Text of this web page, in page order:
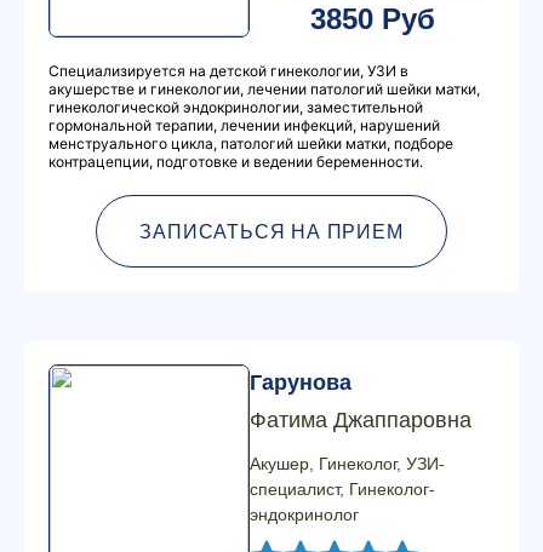
3850 Руб
Специализируется на детской гинекологии, УЗИ в
акушерстве и гинекологии, лечении патологий шейки матки,
гинекологической эндокринологии, заместительной
гормональной терапии, лечении инфекций, нарушений
менструального цикла, патологий шейки матки, подборе
контрацепции, подготовке и ведении беременности.
ЗАПИСАТЬСЯ НА ПРИЕМ
Гарунова
Фатима Джаппаровна
Акушер, Гинеколог, УЗИ-
специалист, Гинеколог-
эндокринолог